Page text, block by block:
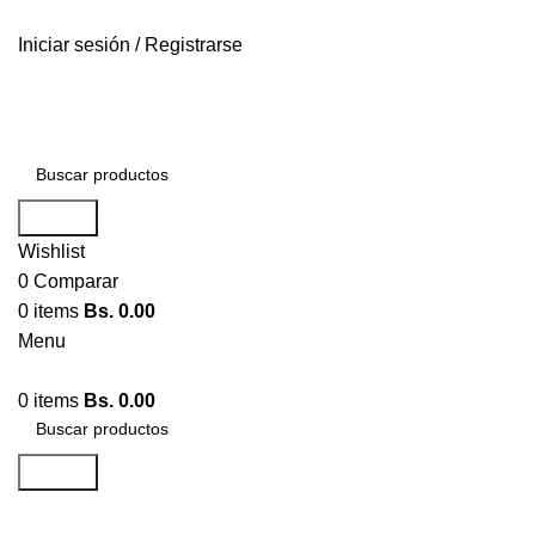
Iniciar sesión / Registrarse
Wishlist
0 Comparar
0 items Bs. 0.00
Menu
0 items Bs. 0.00